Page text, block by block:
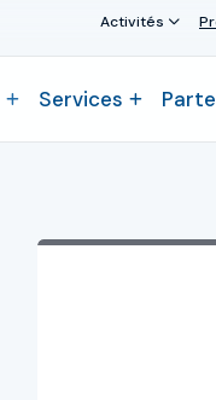
Activités
Services